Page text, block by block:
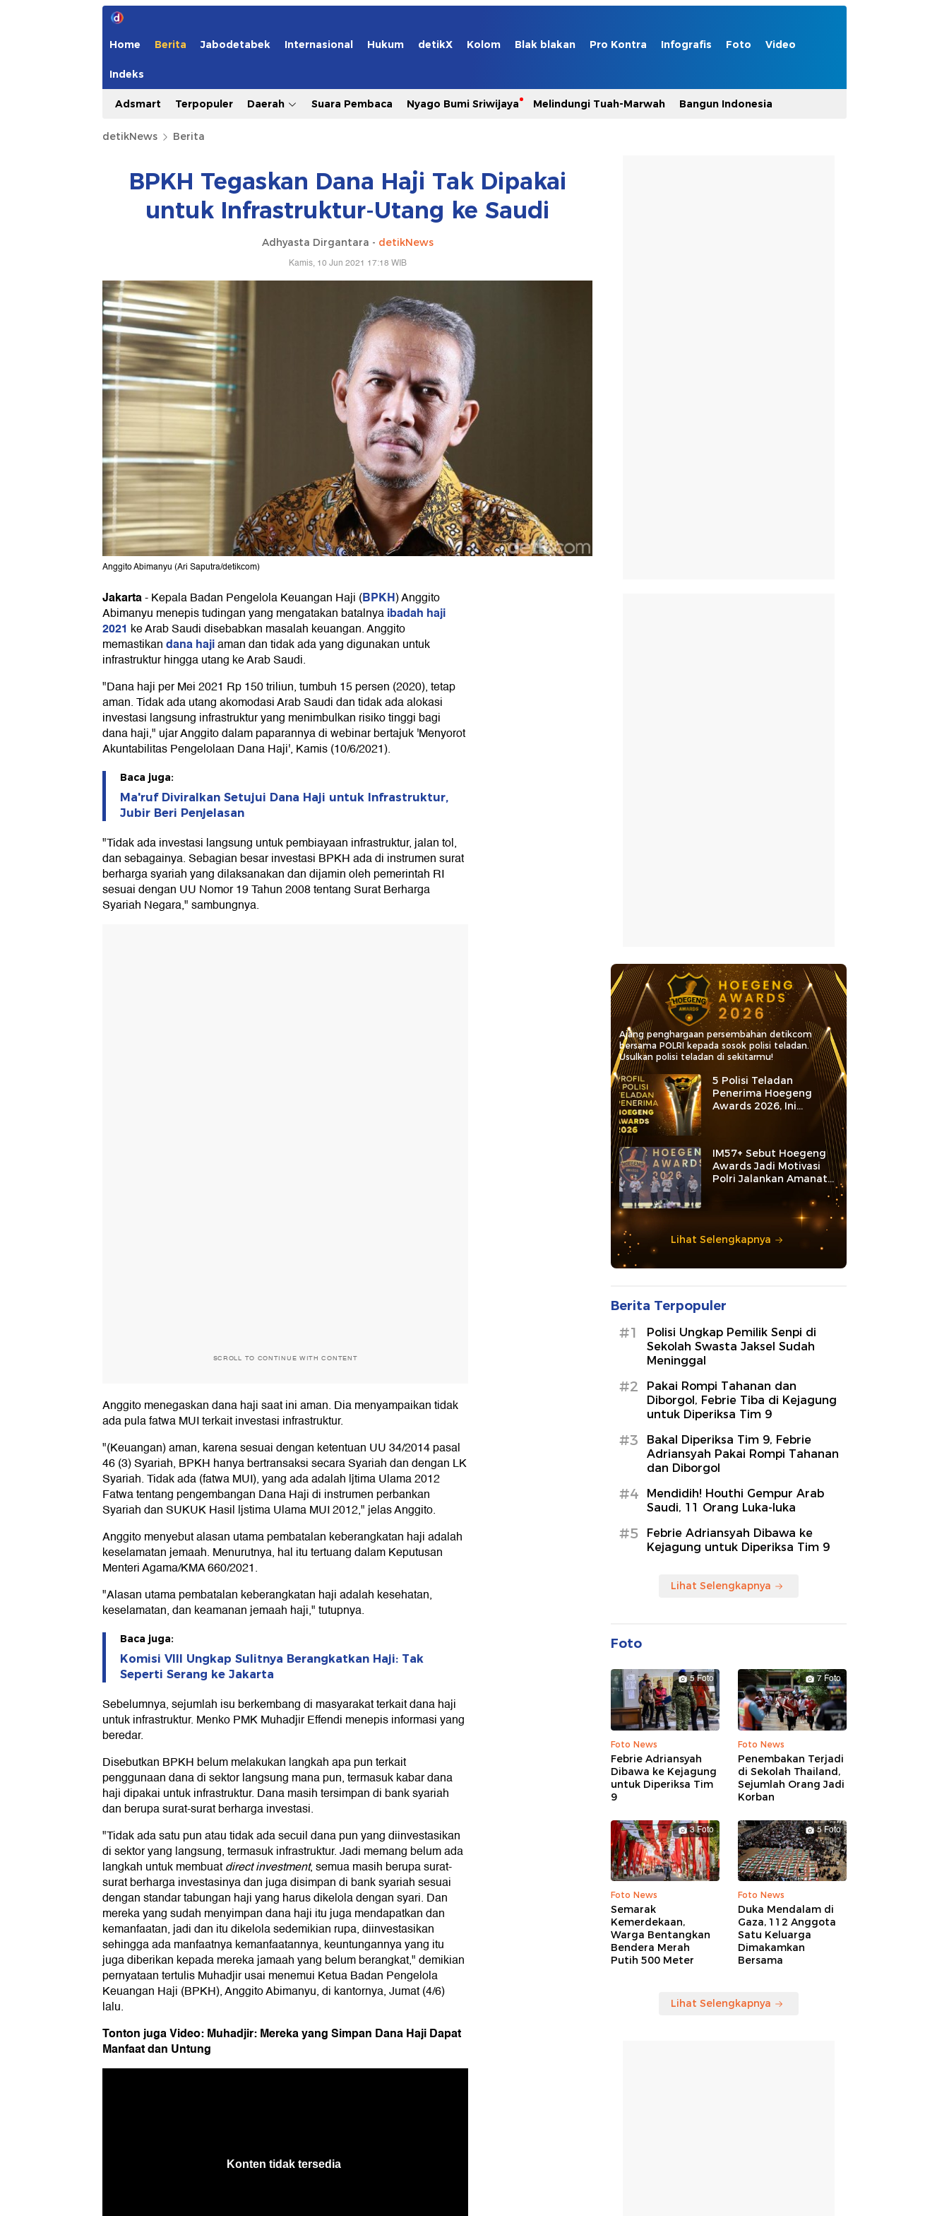
Home Berita Jabodetabek Internasional Hukum detikX Kolom Blak blakan Pro Kontra Infografis Foto Video
Indeks
Adsmart Terpopuler Daerah Suara Pembaca Nyago Bumi Sriwijaya Melindungi Tuah-Marwah Bangun Indonesia
detikNews Berita
BPKH Tegaskan Dana Haji Tak Dipakai
untuk Infrastruktur-Utang ke Saudi
Adhyasta Dirgantara - detikNews
Kamis, 10 Jun 2021 17:18 WIB
Anggito Abimanyu (Ari Saputra/detikcom)
Jakarta-Kepala Badan Pengelola Keuangan Haji (BPKH) Anggito
Abimanyu menepis tudingan yang mengatakan batalnyaibadah haji
2021 ke Arab Saudi disebabkan masalah keuangan. Anggito
memastikandana hajiaman dan tidak ada yang digunakan untuk
infrastruktur hingga utang ke Arab Saudi.
"Dana haji per Mei 2021 Rp 150 triliun, tumbuh 15 persen (2020), tetap
aman. Tidak ada utang akomodasi Arab Saudi dan tidak ada alokasi
investasi langsung infrastruktur yang menimbulkan risiko tinggi bagi
dana haji," ujar Anggito dalam paparannya di webinar bertajuk 'Menyorot
Akuntabilitas Pengelolaan Dana Haji', Kamis (10/6/2021).
Baca juga:
Ma'ruf Diviralkan Setujui Dana Haji untuk Infrastruktur,
Jubir Beri Penjelasan
"Tidak ada investasi langsung untuk pembiayaan infrastruktur, jalan tol,
dan sebagainya. Sebagian besar investasi BPKH ada di instrumen surat
berharga syariah yang dilaksanakan dan dijamin oleh pemerintah RI
sesuai dengan UU Nomor 19 Tahun 2008 tentang Surat Berharga
Syariah Negara," sambungnya.
SCROLL TO CONTINUE WITH CONTENT
Anggito menegaskan dana haji saat ini aman. Dia menyampaikan tidak
ada pula fatwa MUI terkait investasi infrastruktur.
"(Keuangan) aman, karena sesuai dengan ketentuan UU 34/2014 pasal
46 (3) Syariah, BPKH hanya bertransaksi secara Syariah dan dengan LK
Syariah. Tidak ada (fatwa MUI), yang ada adalah ljtima Ulama 2012
Fatwa tentang pengembangan Dana Haji di instrumen perbankan
Syariah dan SUKUK Hasil ljstima Ulama MUI 2012," jelas Anggito.
Anggito menyebut alasan utama pembatalan keberangkatan haji adalah
keselamatan jemaah. Menurutnya, hal itu tertuang dalam Keputusan
Menteri Agama/KMA 660/2021.
"Alasan utama pembatalan keberangkatan haji adalah kesehatan,
keselamatan, dan keamanan jemaah haji," tutupnya.
Baca juga:
Komisi VIII Ungkap Sulitnya Berangkatkan Haji: Tak
Seperti Serang ke Jakarta
Sebelumnya, sejumlah isu berkembang di masyarakat terkait dana haji
untuk infrastruktur. Menko PMK Muhadjir Effendi menepis informasi yang
beredar.
Disebutkan BPKH belum melakukan langkah apa pun terkait
penggunaan dana di sektor langsung mana pun, termasuk kabar dana
haji dipakai untuk infrastruktur. Dana masih tersimpan di bank syariah
dan berupa surat-surat berharga investasi.
"Tidak ada satu pun atau tidak ada secuil dana pun yang diinvestasikan
di sektor yang langsung, termasuk infrastruktur. Jadi memang belum ada
langkah untuk membuatdirect investment, semua masih berupa surat-
surat berharga investasinya dan juga disimpan di bank syariah sesuai
dengan standar tabungan haji yang harus dikelola dengan syari. Dan
mereka yang sudah menyimpan dana haji itu juga mendapatkan dan
kemanfaatan, jadi dan itu dikelola sedemikian rupa, diinvestasikan
sehingga ada manfaatnya kemanfaatannya, keuntungannya yang itu
juga diberikan kepada mereka jamaah yang belum berangkat," demikian
pernyataan tertulis Muhadjir usai menemui Ketua Badan Pengelola
Keuangan Haji (BPKH), Anggito Abimanyu, di kantornya, Jumat (4/6)
lalu.
Tonton juga Video: Muhadjir: Mereka yang Simpan Dana Haji Dapat
Manfaat dan Untung
Ajang penghargaan persembahan detikcom
bersama POLRI kepada sosok polisi teladan.
Usulkan polisi teladan di sekitarmu!
5 Polisi Teladan
Penerima Hoegeng
Awards 2026, Ini
Kategori dan Kiprahnya
IM57+ Sebut Hoegeng
Awards Jadi Motivasi
Polri Jalankan Amanat
Lihat Selengkapnya
Berita Terpopuler
#1
Polisi Ungkap Pemilik Senpi di
Sekolah Swasta Jaksel Sudah
Meninggal
#2
Pakai Rompi Tahanan dan
Diborgol, Febrie Tiba di Kejagung
untuk Diperiksa Tim 9
#3
Bakal Diperiksa Tim 9, Febrie
Adriansyah Pakai Rompi Tahanan
dan Diborgol
#4
Mendidih! Houthi Gempur Arab
Saudi, 11 Orang Luka-luka
#5
Febrie Adriansyah Dibawa ke
Kejagung untuk Diperiksa Tim 9
Lihat Selengkapnya
Foto
5 Foto
Foto News
Febrie Adriansyah
Dibawa ke Kejagung
untuk Diperiksa Tim
9
7 Foto
Foto News
Penembakan Terjadi
di Sekolah Thailand,
Sejumlah Orang Jadi
Korban
3 Foto
Foto News
Semarak
Kemerdekaan,
Warga Bentangkan
Bendera Merah
Putih 500 Meter
5 Foto
Foto News
Duka Mendalam di
Gaza, 112 Anggota
Satu Keluarga
Dimakamkan
Bersama
Lihat Selengkapnya